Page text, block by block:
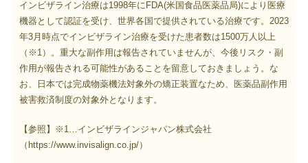
インビザライン治療は1998年にFDA(米国食品医薬品局)により医療
機器として認証を受け、世界各国で提供されている治療です。2023
年3月時点でインビザライン治療を受けた患者数は1500万人以上
（※1）。重大な副作用は報告されていませんが、今後リスク・副
作用が報告される可能性があることを留意しておきましょう。な
お、日本では完成物薬機法対象外の矯正装置なため、医薬品副作用
被害救済制度の対象外となります。
【参照】※1…インビザラインジャパン株式会社
（https://www.invisalign.co.jp/）